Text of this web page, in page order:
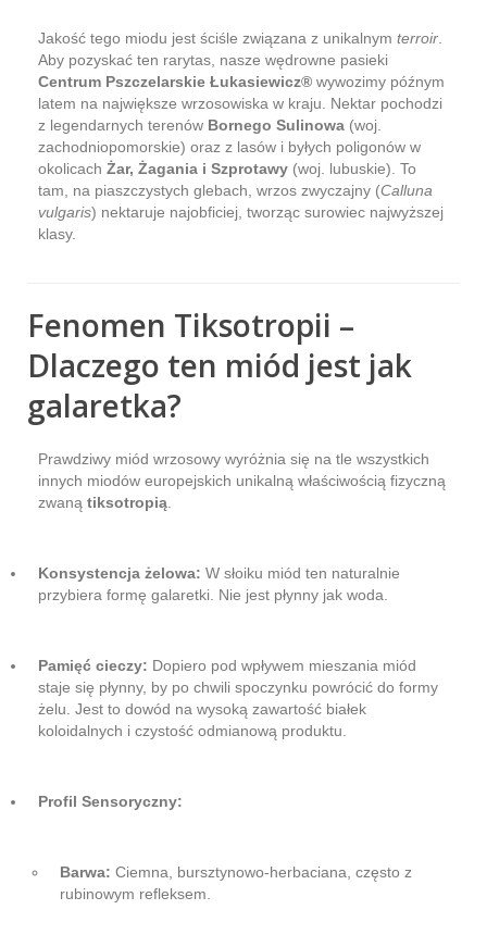
Jakość tego miodu jest ściśle związana z unikalnym terroir
Aby pozyskać ten rarytas, nasze wędrowne pasieki
Centrum Pszczelarskie Łukasiewicz® wywozimy późnym
latem na największe wrzosowiska w kraju. Nektar pochodzi
z legendarnych terenów Bornego Sulinowa (woj.
zachodniopomorskie) oraz z lasów i byłych poligonów w
okolicach Żar, Żagania i Szprotawy (woj. lubuskie). To
tam, na piaszczystych glebach, wrzos zwyczajny (Calluna
vulgaris) nektaruje najobficiej, tworząc surowiec najwyższej
klasy.
Fenomen Tiksotropii –
Dlaczego ten miód jest jak
galaretka?
Prawdziwy miód wrzosowy wyróżnia się na tle wszystkich
innych miodów europejskich unikalną właściwością fizyczną
zwaną tiksotropią
Konsystencja żelowa: W słoiku miód ten naturalnie
przybiera formę galaretki. Nie jest płynny jak woda.
Pamięć cieczy: Dopiero pod wpływem mieszania miód
staje się płynny, by po chwili spoczynku powrócić do formy
żelu. Jest to dowód na wysoką zawartość białek
koloidalnych i czystość odmianową produktu.
Profil Sensoryczny:
Barwa: Ciemna, bursztynowo-herbaciana, często z
rubinowym refleksem.